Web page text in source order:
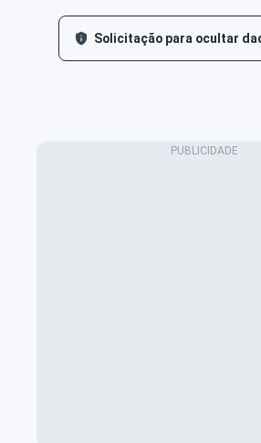
Solicitação para ocultar